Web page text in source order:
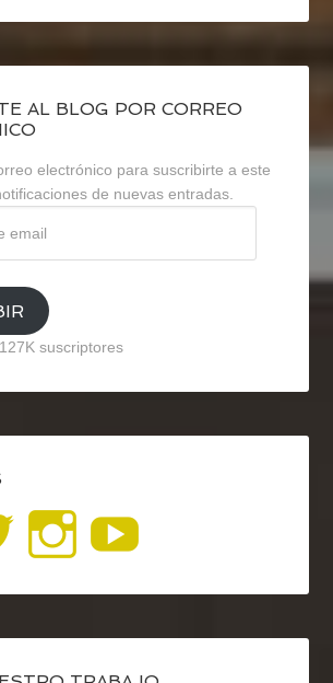
AL BLOG POR CORREO
electrónico para suscribirte a este
de nuevas entradas.
suscriptores
Ver
perfil
de
Ver
perfil
de